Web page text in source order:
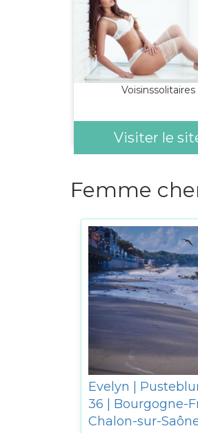
Voisinssolitaires
Visiter le
Femme
Evelyn |
36 | Bourgogne-
Chalon-sur-